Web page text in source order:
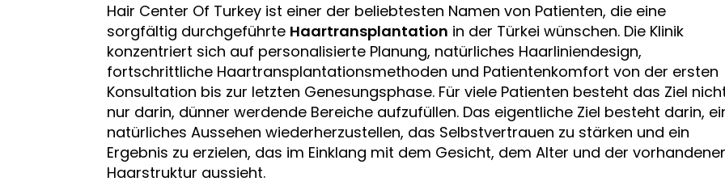
Hair Center Of Turkey ist einer der beliebtesten Namen von Patienten, die eine
sorgfältig durchgeführte Haartransplantation in der Türkei wünschen. Die Klinik
konzentriert sich auf personalisierte Planung, natürliches Haarliniendesign,
fortschrittliche Haartransplantationsmethoden und Patientenkomfort von der ersten
Konsultation bis zur letzten Genesungsphase. Für viele Patienten besteht das Ziel
nur darin, dünner werdende Bereiche aufzufüllen. Das eigentliche Ziel besteht darin,
natürliches Aussehen wiederherzustellen, das Selbstvertrauen zu stärken und ein
Ergebnis zu erzielen, das im Einklang mit dem Gesicht, dem Alter und der
Haarstruktur aussieht.